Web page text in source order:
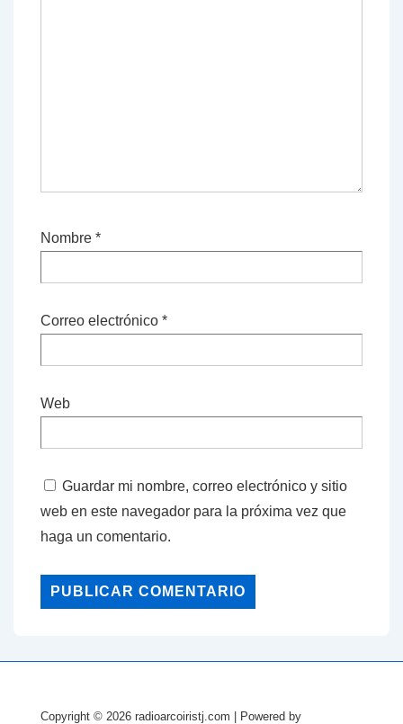
Nombre *
Correo electrónico *
Web
Guardar mi nombre, correo electrónico y sitio
web en este navegador para la próxima vez que
haga un comentario.
Copyright © 2026 radioarcoiristj.com | Powered by